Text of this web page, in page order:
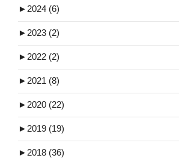
► 2024 (6)
► 2023 (2)
► 2022 (2)
► 2021 (8)
► 2020 (22)
► 2019 (19)
► 2018 (36)